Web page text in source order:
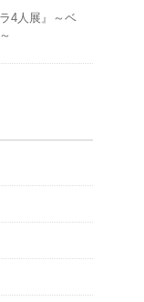
4人展』～ベ